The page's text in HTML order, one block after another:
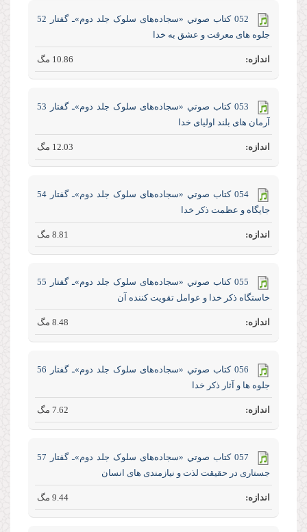
052 كتاب صوتي «سجاده‌های سلوک جلد‌ دوم»ـ گفتار 52
جلوه های معرفت و عشق به خدا
10.86 مگ
053 كتاب صوتي «سجاده‌های سلوک جلد‌ دوم»ـ گفتار 53
آرمان های بلند اولیای خدا
12.03 مگ
054 كتاب صوتي «سجاده‌های سلوک جلد‌ دوم»ـ گفتار 54
جایگاه و عظمت ذکر خدا
8.81 مگ
055 كتاب صوتي «سجاده‌های سلوک جلد‌ دوم»ـ گفتار 55
خاستگاه ذکر خدا و عوامل تقویت کننده آن
8.48 مگ
056 كتاب صوتي «سجاده‌های سلوک جلد‌ دوم»ـ گفتار 56
جلوه ها و آثار ذکر خدا
7.62 مگ
057 كتاب صوتي «سجاده‌های سلوک جلد‌ دوم»ـ گفتار 57
جستاری در حقیقت لذت و نیازمندی های انسان
9.44 مگ